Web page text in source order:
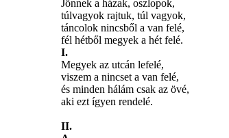
Jönnek a házak, oszlopok,
túlvagyok rajtuk, túl vagyok,
táncolok nincsből a van felé,
fél hétből megyek a hét felé.
I.
Megyek az utcán lefelé,
viszem a nincset a van felé,
és minden hálám csak az övé,
aki ezt ígyen rendelé.
II.